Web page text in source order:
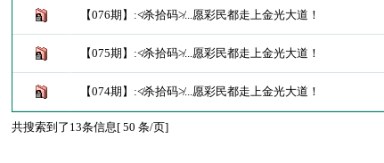
【076期】:≮杀拾码≯...愿彩民都走上金光大道！
【075期】:≮杀拾码≯...愿彩民都走上金光大道！
【074期】:≮杀拾码≯...愿彩民都走上金光大道！
共搜索到了13条信息[ 50 条/页]